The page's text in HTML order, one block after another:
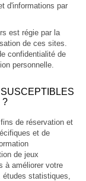
d'informations par
est régie par la
de ces sites.
confidentialité de
personnelle.
?
de réservation et
et de
de jeux
à améliorer votre
statistiques,